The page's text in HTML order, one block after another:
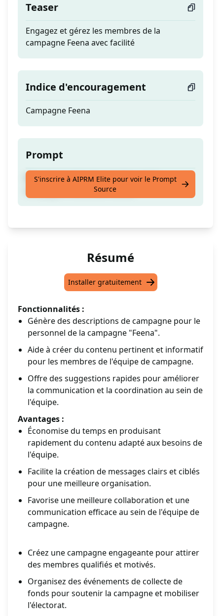
Teaser
Engagez et gérez les membres de la
campagne Feena avec facilité
Indice d'encouragement
Campagne Feena
Prompt
Engagez et gérez les membres de la
campagne Feena avec facilité
S'inscrire à AIPRM Elite pour voir le Prompt
Source
Résumé
Installer gratuitement
Fonctionnalités :
Génère des descriptions de campagne pour le
personnel de la campagne "Feena".
Aide à créer du contenu pertinent et informatif
pour les membres de l'équipe de campagne.
Offre des suggestions rapides pour améliorer
la communication et la coordination au sein de
l'équipe.
Avantages :
Économise du temps en produisant
rapidement du contenu adapté aux besoins de
l'équipe.
Facilite la création de messages clairs et ciblés
pour une meilleure organisation.
Favorise une meilleure collaboration et une
communication efficace au sein de l'équipe de
campagne.
Créez une campagne engageante pour attirer
des membres qualifiés et motivés.
Organisez des événements de collecte de
fonds pour soutenir la campagne et mobiliser
l'électorat.